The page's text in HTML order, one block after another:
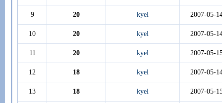
9 20 kyel 2007-05-
10 20 kyel 2007-05-
11 20 kyel 2007-05-
12 18 kyel 2007-05-
13 18 kyel 2007-05-